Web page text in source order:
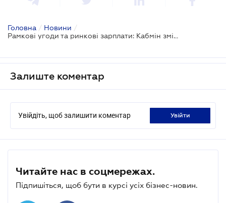
Головна / Новини /
Рамкові угоди та ринкові зарплати: Кабмін змінив правила інфраструктурних закупівель
Залиште коментар
Увійдіть, щоб залишити коментар увійти
Читайте нас в соцмережах.
Підпишіться, щоб бути в курсі усіх бізнес-новин.